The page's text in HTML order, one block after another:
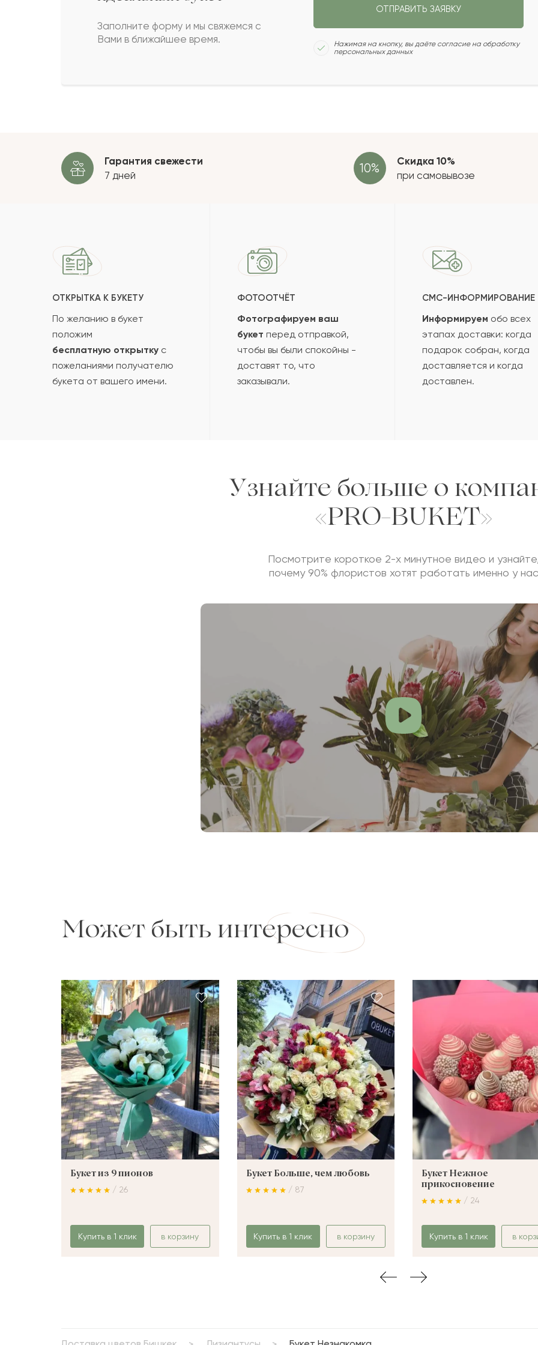
2022-07-04
2022-06-21
Заполните форму и мы свяжемся с
Вами в ближайшее время.
ОТПРАВИТЬ ЗАЯВКУ
Нажимая на кнопку, вы даёте согласие на обработку
персональных данных
Гарантия свежести
7 дней
Скидка 10%
при самовывозе
ОТКРЫТКА К БУКЕТУ
По желанию в букет
положим
бесплатную открытку с
пожеланиями получателю
букета от вашего имени.
ФОТООТЧЁТ
Фотографируем ваш
букет перед отправкой,
чтобы вы были спокойны -
доставят то, что
заказывали.
СМС-ИНФОРМИРОВАНИЕ
Информируем обо всех
этапах доставки: когда
подарок собран, когда
доставляется и когда
доставлен.
Узнайте больше о
«PRO-BUKET»
Посмотрите короткое 2-х минутное видео и
почему 90% флористов хотят работать именно у нас
Может быть интересно
Букет из 9 пионов
/ 26
Купить в 1 клик в корзину
Букет Больше, чем любовь
/ 87
Купить в 1 клик в корзину
Букет Нежное
прикосновение
/ 24
Купить в 1 клик в